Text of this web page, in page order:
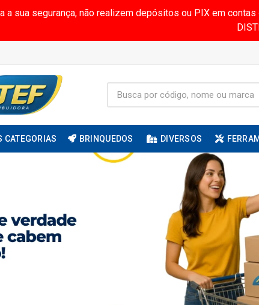
a sua segurança, não realizem depósitos ou PIX em
CATEGORIAS BRINQUEDOS DIVERSOS